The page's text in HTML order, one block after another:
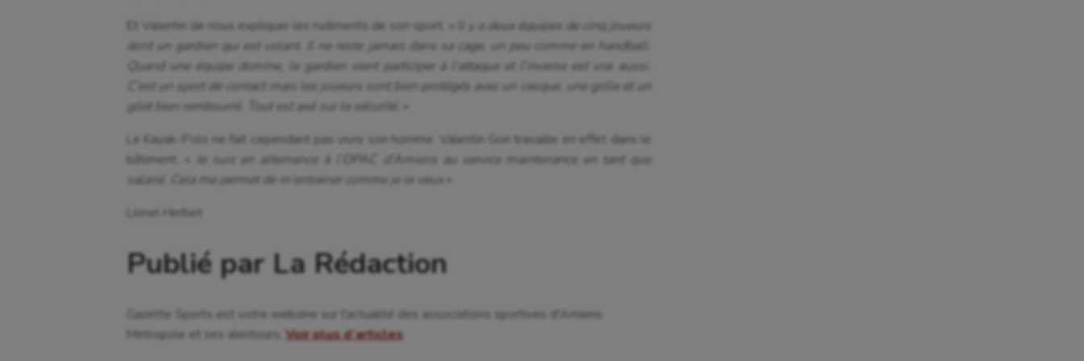
Et Valentin de nous expliquer les rudiments de son sport. « I
l y a deux équipes de cinq joueurs
dont un gardien qui est volant. Il ne reste jamais dans sa cage, un peu comme en handball.
Quand une équipe domine, le gardien vient participer à l’attaque et l’inverse est vrai aussi.
C’est un sport de contact mais les joueurs sont bien protégés avec un casque, une grille et un
gilet bien rembourré. Tout est axé sur la sécurité.
Le Kayak-Polo ne fait cependant pas vivre son homme. Valentin Gori travaille en effet dans le
bâtiment. «
Je suis en alternance à l’OPAC d’Amiens au service maintenance en tant que
salarié. Cela me permet de m’entrainer comme je le veux
Lionel Herbet
Publié par La Rédaction
Gazette Sports est votre webzine sur l'actualité des associations sportives d'Amiens
Metropole et ses alentours. Voir plus d’articles